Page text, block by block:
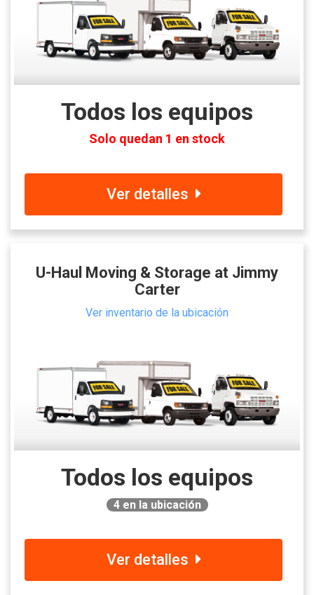
Todos los equipos
Solo quedan 1 en stock
Ver detalles
U-Haul Moving & Storage at Jimmy
Carter
Ver inventario de la ubicación
Todos los equipos
4en la ubicación
Ver detalles